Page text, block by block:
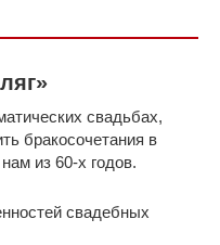
свадьбах,
бракосочетания в
из 60-х годов.
свадебных